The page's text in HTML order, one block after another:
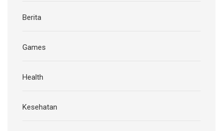
Berita
Games
Health
Kesehatan